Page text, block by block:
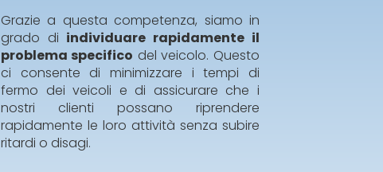
Grazie a questa competenza, siamo in
grado di individuare rapidamente il
problema specifico del veicolo. Questo
ci consente di minimizzare i tempi di
fermo dei veicoli e di assicurare che i
nostri clienti possano riprendere
rapidamente le loro attività senza subire
ritardi o disagi.